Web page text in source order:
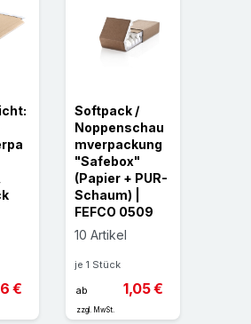
€
Softpack /
Noppenschau
mverpackung
"Safebox"
(Papier + PUR-
Schaum) |
FEFCO 0509
10 Artikel
je 1 Stück
ab 1,05 €
zzgl. MwSt.